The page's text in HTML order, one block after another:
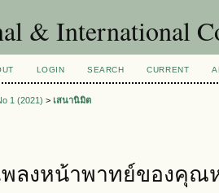
& International
LOGIN SEARCH CURRENT
1 (2021) > เสนานิมิต
พลงหน้าพาทย์ของคุ